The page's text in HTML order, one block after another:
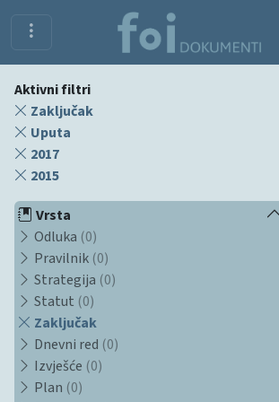
Aktivni filtri
Zaključak
Uputa
2017
2015
Vrsta
Odluka (0)
Pravilnik (0)
Strategija (0)
Statut (0)
Zaključak
Dnevni red (0)
Izvješće (0)
Plan (0)
Smjernice vezane uz vremenski
izrade i predaje završnog/
Fakultetu organizacije i
Sveučilišta u Zagrebu
Dokument daje detaljne smjernice i rokove
preddiplomskog i diplomskog studija
izradu i predaju završnog ili diplomskog
Navodi točne datume i aktivnosti koje